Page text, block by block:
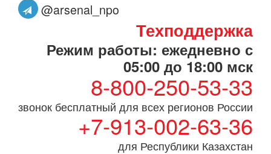
@arsenal_npo
Техподдержка
Режим работы: ежедневно с
05:00 до 18:00 мск
8-800-250-53-33
звонок бесплатный для всех регионов России
+7-913-002-63-36
для Республики Казахстан